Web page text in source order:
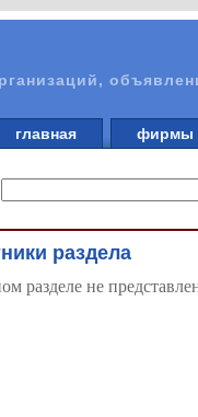
главная
раздела
разделе не